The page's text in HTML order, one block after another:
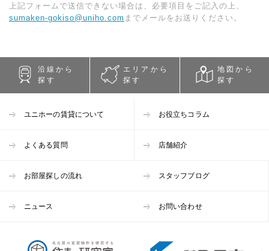
上記フォームで送信できない場合は、必要項目をご記入の上、
sumaken-gokiso@uniho.com までメールをお送りください。
沿線から
探す
エリアから
探す
地図から
探す
ユニホーの賃貸について お役立ちコラム
よくある質問 店舗紹介
お部屋探しの流れ スタッフブログ
ニュース お問い合わせ